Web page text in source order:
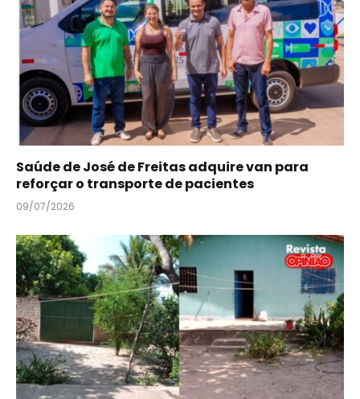
Saúde de José de Freitas adquire van para
reforçar o transporte de pacientes
09/07/2026